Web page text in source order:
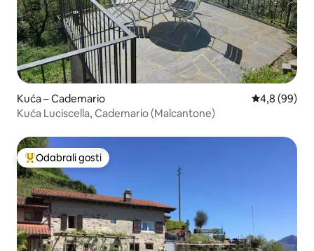
Kuća – Cademario Prosječna
4,8 (99)
Kuća Luciscella, Cademario (Malcantone)
Među najviše rangiranima s oznakom „Odabrali gosti”
Odabrali gosti